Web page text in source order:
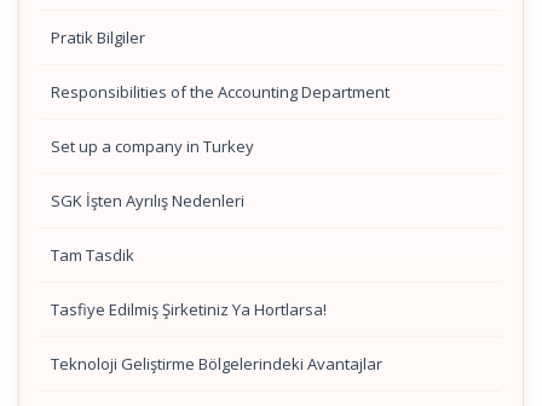
Pratik Bilgiler
Responsibilities of the Accounting Department
Set up a company in Turkey
SGK İşten Ayrılış Nedenleri
Tam Tasdik
Tasfiye Edilmiş Şirketiniz Ya Hortlarsa!
Teknoloji Geliştirme Bölgelerindeki Avantajlar